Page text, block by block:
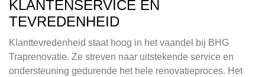
KLANTENSERVICE EN
TEVREDENHEID
Klanttevredenheid staat hoog in het vaandel bij BHG
Traprenovatie. Ze streven naar uitstekende service en
ondersteuning gedurende het hele renovatieproces. Het